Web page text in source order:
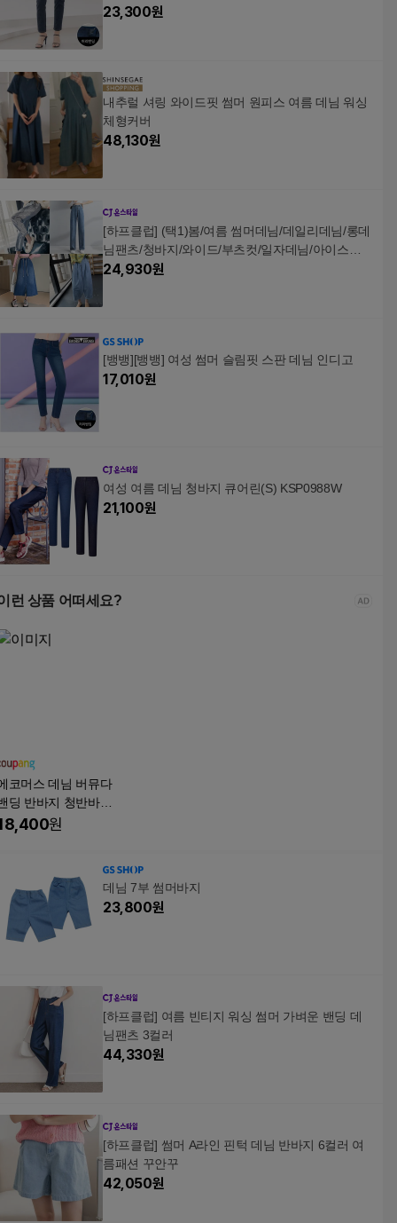
23,300원
내추럴 셔링 와이드핏 썸머 원피스 여름 데님 워싱
체형커버
48,130원
[하프클럽] (택1)봄/여름 썸머데님/데일리데님/롱데
님팬츠/청바지/와이드/부츠컷/일자데님/아이스데
님
24,930원
[뱅뱅][뱅뱅] 여성 썸머 슬림핏 스판 데님 인디고
17,010원
여성 여름 데님 청바지 큐어린(S) KSP0988W
21,100원
런 상품 어떠세요?
코머스 데님 버뮤다
딩 반바지 청반바지
뮤다 청 팬츠
원
데님 7부 썸머바지
23,800원
[하프클럽] 여름 빈티지 워싱 썸머 가벼운 밴딩 데
님팬츠 3컬러
44,330원
[하프클럽] 썸머 A라인 핀턱 데님 반바지 6컬러 여
름패션 꾸안꾸
42,050원